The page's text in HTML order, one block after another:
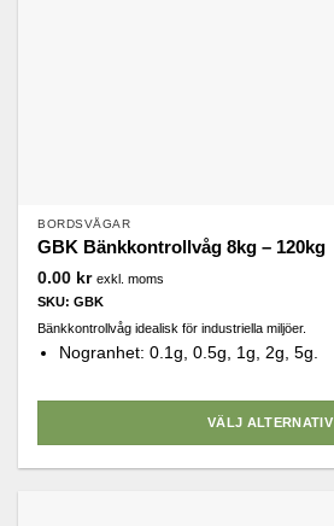
BORDSVÅGAR
GBK Bänkkontrollvåg 8kg – 120kg
0.00 kr exkl. moms
SKU: GBK
Bänkkontrollvåg idealisk för industriella miljöer.
Nogranhet: 0.1g, 0.5g, 1g, 2g, 5g.
VÄLJ ALTERNATIV